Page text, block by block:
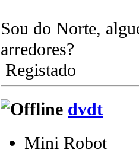
Sou do Norte,
arredores?
Registado
dvdt
Mini Robot